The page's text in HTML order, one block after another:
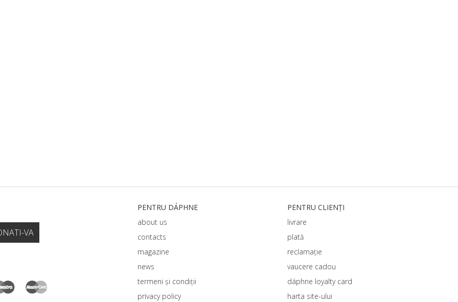
PENTRU DÁPHNЕ
about us
contacts
magazine
news
termeni și condiții
privacy policy
PENTRU CLIENȚI
livrare
plată
reclamație
vaucere cadou
dáphnе loyalty card
harta site-ului